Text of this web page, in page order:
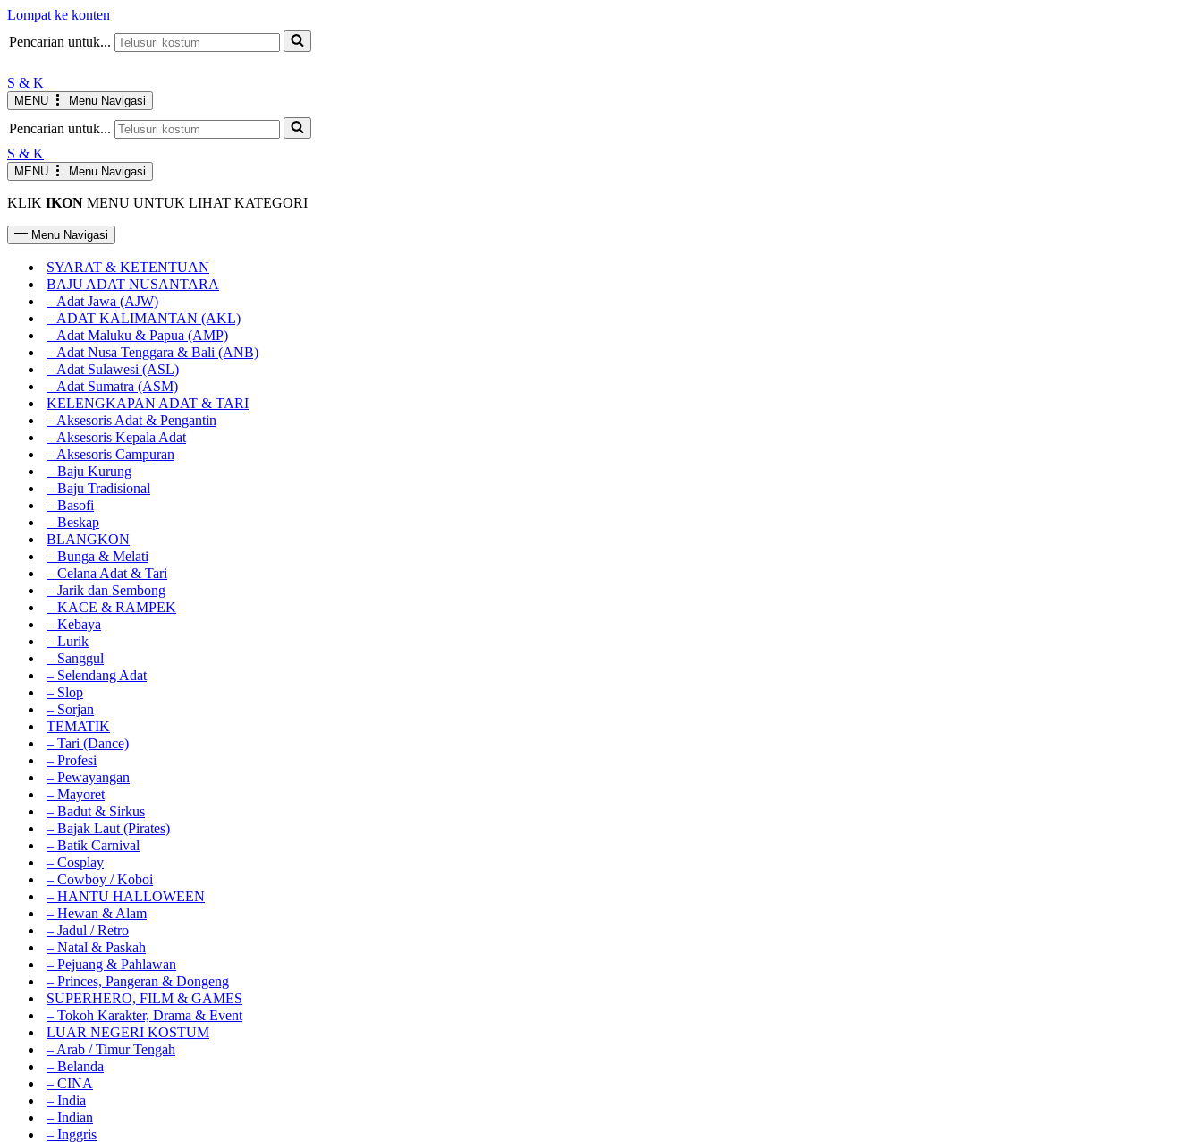
Lompat ke konten
Pencarian untuk...
S & K
MENU Menu Navigasi
Pencarian untuk...
S & K
MENU Menu Navigasi
KLIK IKON MENU UNTUK LIHAT KATEGORI
Menu Navigasi
SYARAT & KETENTUAN
BAJU ADAT NUSANTARA
– Adat Jawa (AJW)
– ADAT KALIMANTAN (AKL)
– Adat Maluku & Papua (AMP)
– Adat Nusa Tenggara & Bali (ANB)
– Adat Sulawesi (ASL)
– Adat Sumatra (ASM)
KELENGKAPAN ADAT & TARI
– Aksesoris Adat & Pengantin
– Aksesoris Kepala Adat
– Aksesoris Campuran
– Baju Kurung
– Baju Tradisional
– Basofi
– Beskap
BLANGKON
– Bunga & Melati
– Celana Adat & Tari
– Jarik dan Sembong
– KACE & RAMPEK
– Kebaya
– Lurik
– Sanggul
– Selendang Adat
– Slop
– Sorjan
TEMATIK
– Tari (Dance)
– Profesi
– Pewayangan
– Mayoret
– Badut & Sirkus
– Bajak Laut (Pirates)
– Batik Carnival
– Cosplay
– Cowboy / Koboi
– HANTU HALLOWEEN
– Hewan & Alam
– Jadul / Retro
– Natal & Paskah
– Pejuang & Pahlawan
– Princes, Pangeran & Dongeng
SUPERHERO, FILM & GAMES
– Tokoh Karakter, Drama & Event
LUAR NEGERI KOSTUM
– Arab / Timur Tengah
– Belanda
– CINA
– India
– Indian
– Inggris